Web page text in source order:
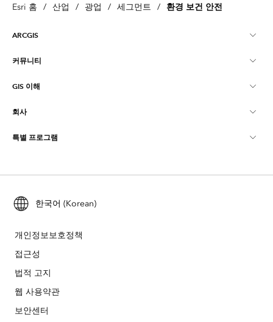
Esri 홈 / 산업 / 광업 / 세그먼트 / 환경 보건 안전
ARCGIS
ArcGIS Overview
매핑
Developer Technology
ArcGIS Location Platform
ArcGIS Architecture Center
커뮤니티
Esri 커뮤니티
ArcGIS Blog
사용자 리서치 및 테스트
Esri Young Professionals Network
이벤트
GIS 이해
GIS란?
로케이션 인텔리전스
ArcUser
ArcNews
ArcWatch
Esri 보도
회사
Esri 정보
채용
파트너
환경 및 지속가능성 이니셔티브
특별 프로그램
재난 대응
비영리기관
한국어 (Korean)
개인정보보호정책
접근성
법적 고지
웹 사용약관
보안센터